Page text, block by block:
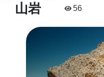
山岩
56